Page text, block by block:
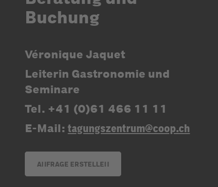
Buchung
Véronique Jaquet
Leiterin Gastronomie und
Seminare
Tel. +41 (0)61 466 11 11
E-Mail:tagungszentrum@coop.ch
ANFRAGE ERSTELLEN